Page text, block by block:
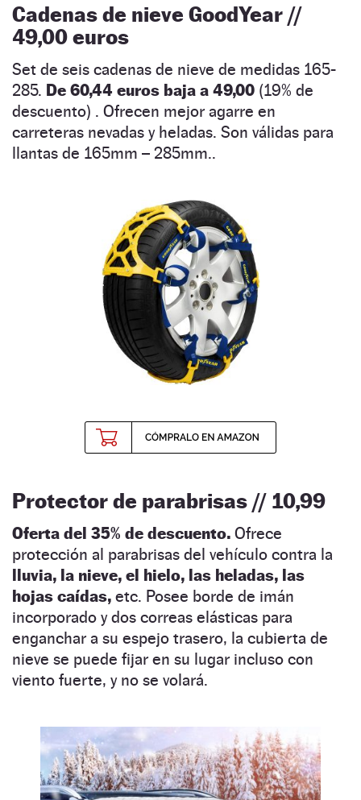
Cadenas de nieve GoodYear //
49,00 euros
Set de seis cadenas de nieve de medidas 165-
285. De 60,44 euros baja a 49,00 (19% de
descuento) . Ofrecen mejor agarre en
carreteras nevadas y heladas. Son válidas para
llantas de 165mm – 285mm..
Protector de parabrisas // 10,99
Oferta del 35% de descuento. Ofrece
protección al parabrisas del vehículo contra la
lluvia, la nieve, el hielo, las heladas, las
hojas caídas, etc. Posee borde de imán
incorporado y dos correas elásticas para
enganchar a su espejo trasero, la cubierta de
nieve se puede fijar en su lugar incluso con
viento fuerte, y no se volará.